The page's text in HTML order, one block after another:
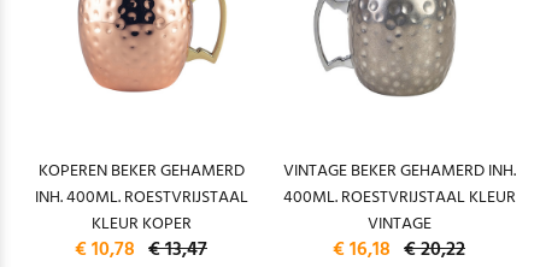
KOPEREN BEKER GEHAMERD
INH. 400ML. ROESTVRIJSTAAL
KLEUR KOPER
€ 10,78 € 13,47
VINTAGE BEKER GEHAMERD INH.
400ML. ROESTVRIJSTAAL KLEUR
VINTAGE
€ 16,18 € 20,22